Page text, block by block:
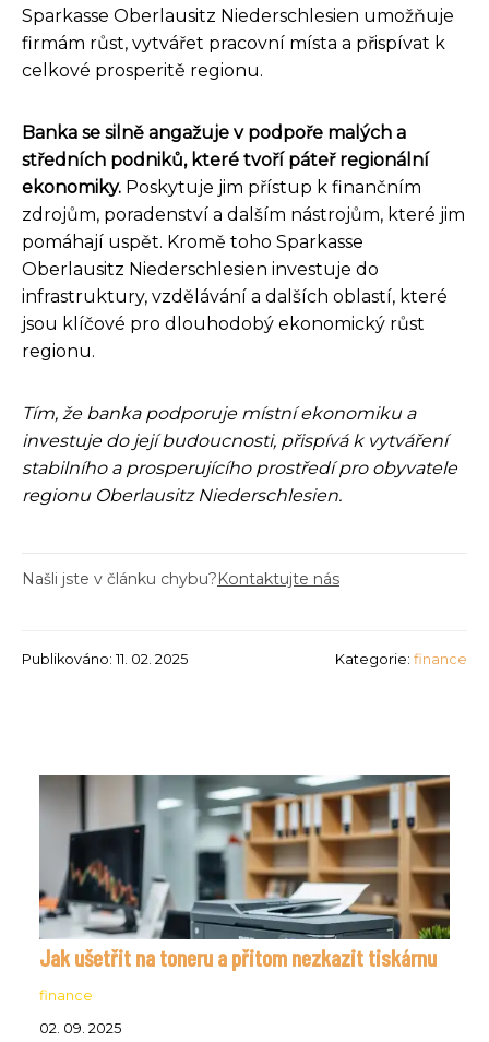
Sparkasse Oberlausitz Niederschlesien umožňuje
firmám růst, vytvářet pracovní místa a přispívat k
celkové prosperitě regionu.
Banka se silně angažuje v podpoře malých a
středních podniků, které tvoří páteř regionální
ekonomiky. Poskytuje jim přístup k finančním
zdrojům, poradenství a dalším nástrojům, které jim
pomáhají uspět. Kromě toho Sparkasse
Oberlausitz Niederschlesien investuje do
infrastruktury, vzdělávání a dalších oblastí, které
jsou klíčové pro dlouhodobý ekonomický růst
regionu.
Tím, že banka podporuje místní ekonomiku a
investuje do její budoucnosti, přispívá k vytváření
stabilního a prosperujícího prostředí pro obyvatele
regionu Oberlausitz Niederschlesien.
Našli jste v článku chybu?Kontaktujte nás
Publikováno: 11. 02. 2025 Kategorie: finance
Jak ušetřit na toneru a přitom nezkazit tiskárnu
finance
02. 09. 2025